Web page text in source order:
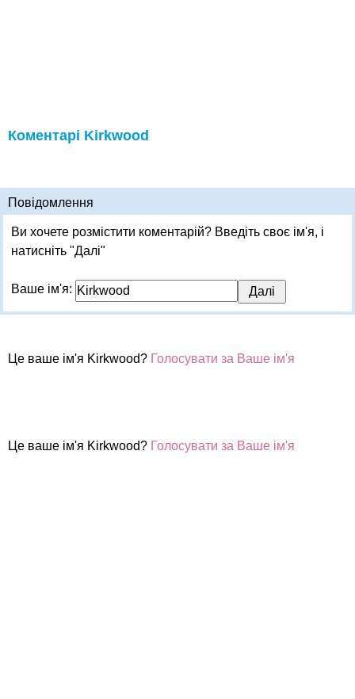
Коментарі Kirkwood
Повідомлення
Ви хочете розмістити коментарій? Введіть своє ім'я, і
натисніть "Далі"
Ваше ім'я:
Це ваше ім'я Kirkwood? Голосувати за Ваше ім'я
Це ваше ім'я Kirkwood? Голосувати за Ваше ім'я